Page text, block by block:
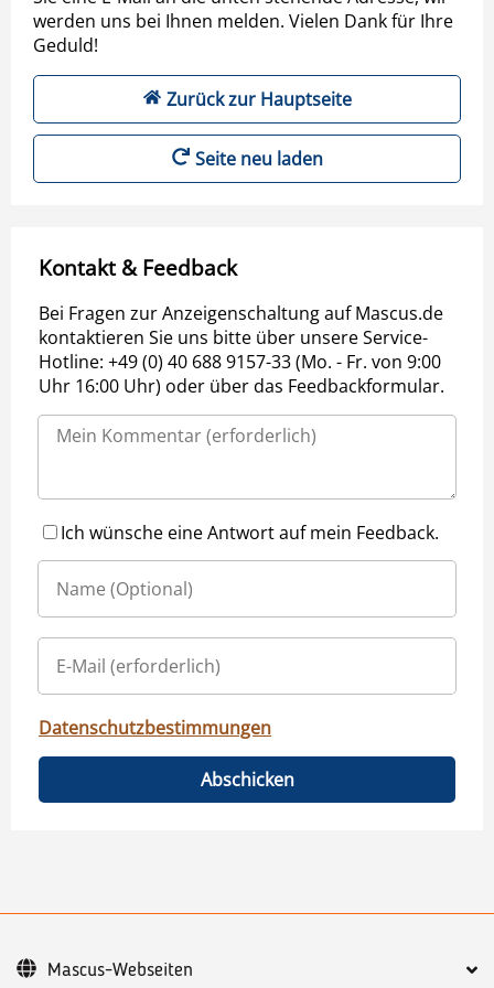
werden uns bei Ihnen melden. Vielen Dank für Ihre
Geduld!
Zurück zur Hauptseite
Seite neu laden
Kontakt & Feedback
Bei Fragen zur Anzeigenschaltung auf Mascus.de
kontaktieren Sie uns bitte über unsere Service-
Hotline: +49 (0) 40 688 9157-33 (Mo. - Fr. von 9:00
Uhr 16:00 Uhr) oder über das Feedbackformular.
Ich wünsche eine Antwort auf mein Feedback.
Datenschutzbestimmungen
Abschicken
Mascus-Webseiten